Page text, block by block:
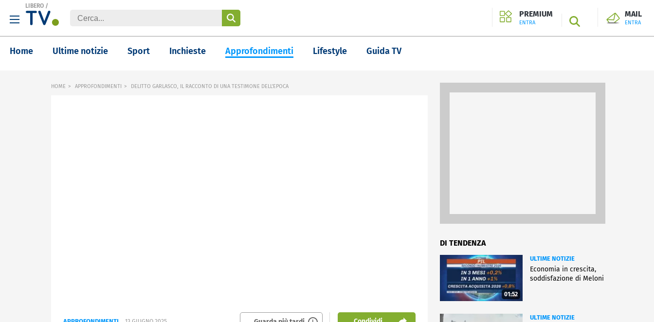
LIBERO /
PREMIUM
ENTRA SEARCH
MAIL
ENTRA
Home Ultime notizie Sport Inchieste Approfondimenti Lifestyle Guida TV
HOME APPROFONDIMENTI DELITTO GARLASCO, IL RACCONTO DI UNA TESTIMONE DELL'EPOCA
DI TENDENZA
01:52
ULTIME NOTIZIE
Economia in crescita,
soddisfazione di Meloni
ULTIME NOTIZIE